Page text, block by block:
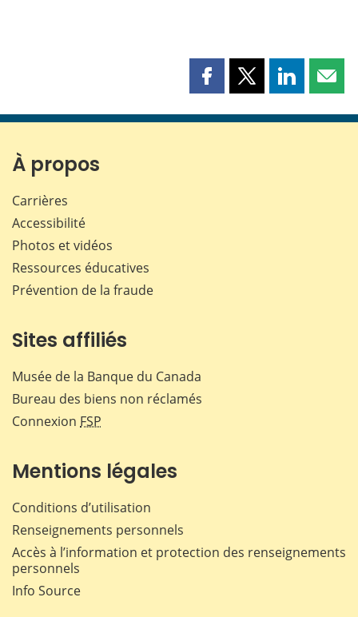
Partager
page
Partager
page
Partager
page page
À propos
Carrières
Accessibilité
Photos et vidéos
Ressources éducatives
Prévention de la fraude
Sites affiliés
Musée de la Banque du Canada
Bureau des biens non réclamés
Connexion FSP
Mentions légales
Conditions d’utilisation
Renseignements personnels
Accès à l’information et protection des renseignements
personnels
Info Source